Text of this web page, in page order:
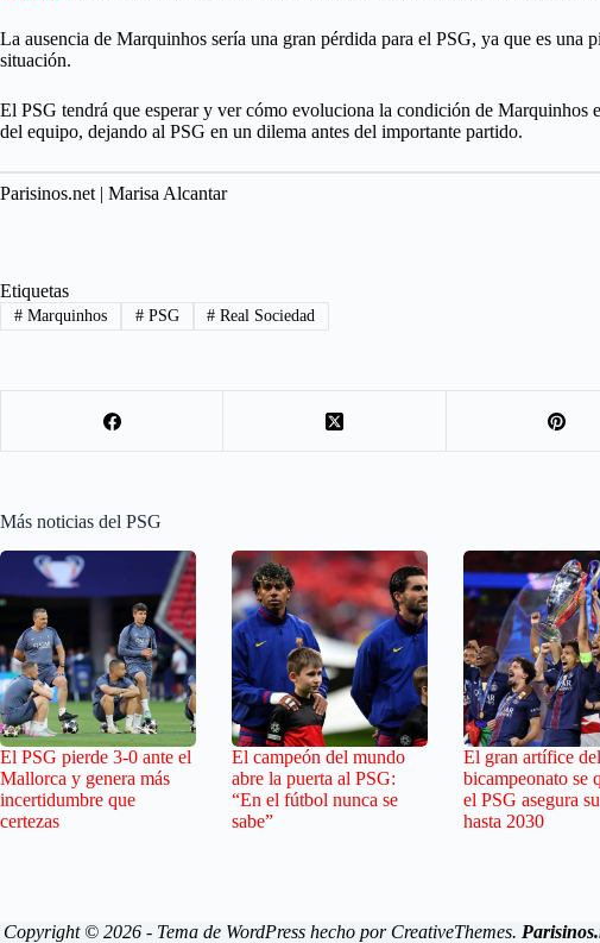
La ausencia de Marquinhos sería una gran pérdida para el PSG, ya que es
situación.
El PSG tendrá que esperar y ver cómo evoluciona la condición de
del equipo, dejando al PSG en un dilema antes del importante partido.
Parisinos.net | Marisa Alcantar
Etiquetas
#Marquinhos #PSG # Real Sociedad
Más noticias del PSG
El PSG pierde 3-0 ante el
Mallorca y genera más
incertidumbre que
certezas
El campeón del mundo
abre la puerta al PSG:
“En el fútbol nunca se
sabe”
El gran artífice del
bicampeonato se
el PSG asegura
hasta 2030
Copyright © 2026 - Tema de WordPress hecho por CreativeThemes.